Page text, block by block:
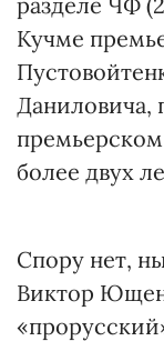
Кучме
Даниловича,
более двух
Спору нет,
Виктор